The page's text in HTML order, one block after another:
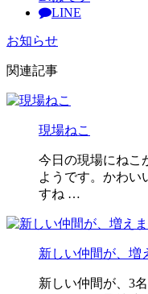
LINE
お知らせ
関連記事
現場ねこ
今日の現場にねこ
ようです。かわい
すね …
新しい仲間が、増
新しい仲間が、3